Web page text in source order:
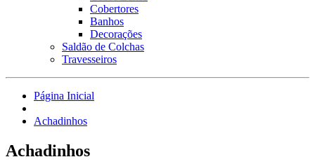
Cobertores
Banhos
Decorações
Saldão de Colchas
Travesseiros
Página Inicial
Achadinhos
Achadinhos